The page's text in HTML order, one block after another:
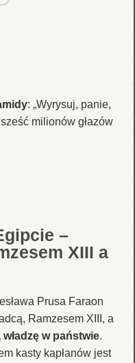
: „Wyrysuj, panie,
milionów głazów
–
XIII a
Prusa Faraon
Ramzesem XIII, a
w państwie.
kasty kapłanów jest